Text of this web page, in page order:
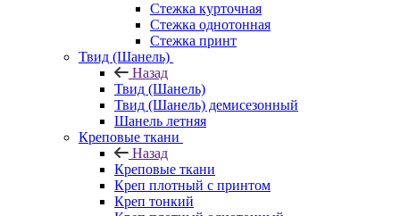
Стежка курточная
Стежка однотонная
Стежка принт
Твид (Шанель)
Назад
Твид (Шанель)
Твид (Шанель) демисезонный
Шанель летняя
Креповые ткани
Назад
Креповые ткани
Креп плотный с принтом
Креп тонкий